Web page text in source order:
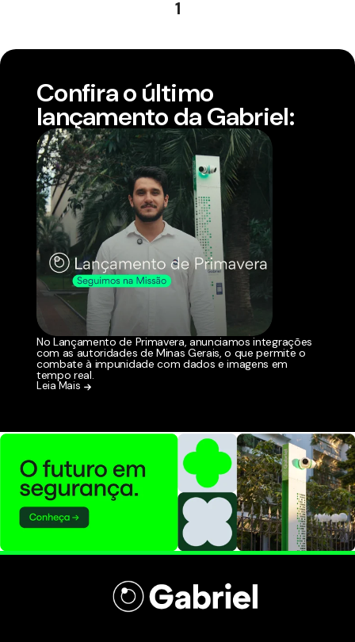
1
Confira o último
lançamento da Gabriel:
No Lançamento de Primavera, anunciamos integrações
com as autoridades de Minas Gerais, o que permite o
combate à impunidade com dados e imagens em
tempo real.
Leia Mais